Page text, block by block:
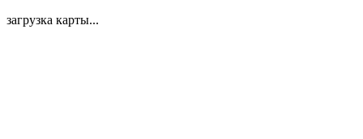
загрузка карты...